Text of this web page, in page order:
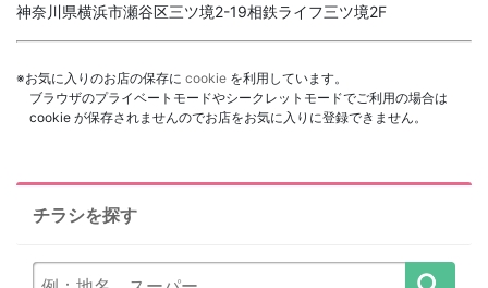
神奈川県横浜市瀬谷区三ツ境2-19相鉄ライフ三ツ境2F
※お気に入りのお店の保存に cookie を利用しています。
ブラウザのプライベートモードやシークレットモードでご利用の場合は
cookie が保存されませんのでお店をお気に入りに登録できません。
チラシを探す